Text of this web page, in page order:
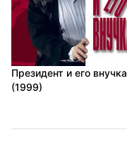
Президент и его внучка
(1999)